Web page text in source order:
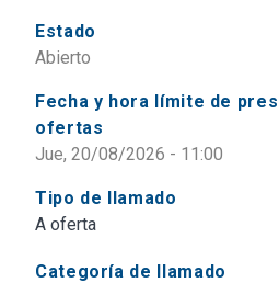
Estado
Abierto
Fecha y hora límite de
ofertas
Jue, 20/08/2026 - 11:00
Tipo de llamado
A oferta
Categoría de llamado